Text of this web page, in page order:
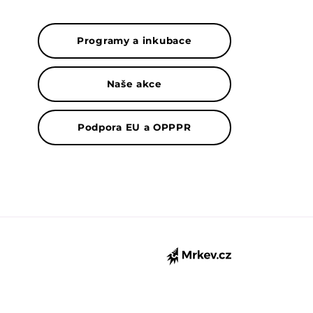
Programy a inkubace
Naše akce
Podpora EU a OPPPR